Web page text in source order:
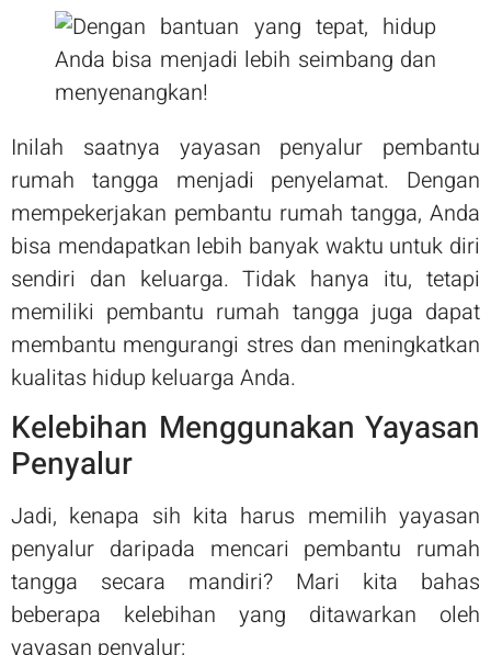
Inilah saatnya yayasan penyalur pembantu
rumah tangga menjadi penyelamat. Dengan
mempekerjakan pembantu rumah tangga, Anda
bisa mendapatkan lebih banyak waktu untuk diri
sendiri dan keluarga. Tidak hanya itu, tetapi
memiliki pembantu rumah tangga juga dapat
membantu mengurangi stres dan meningkatkan
kualitas hidup keluarga Anda.
Kelebihan Menggunakan Yayasan
Penyalur
Jadi, kenapa sih kita harus memilih yayasan
penyalur daripada mencari pembantu rumah
tangga secara mandiri? Mari kita bahas
beberapa kelebihan yang ditawarkan oleh
yayasan penyalur: